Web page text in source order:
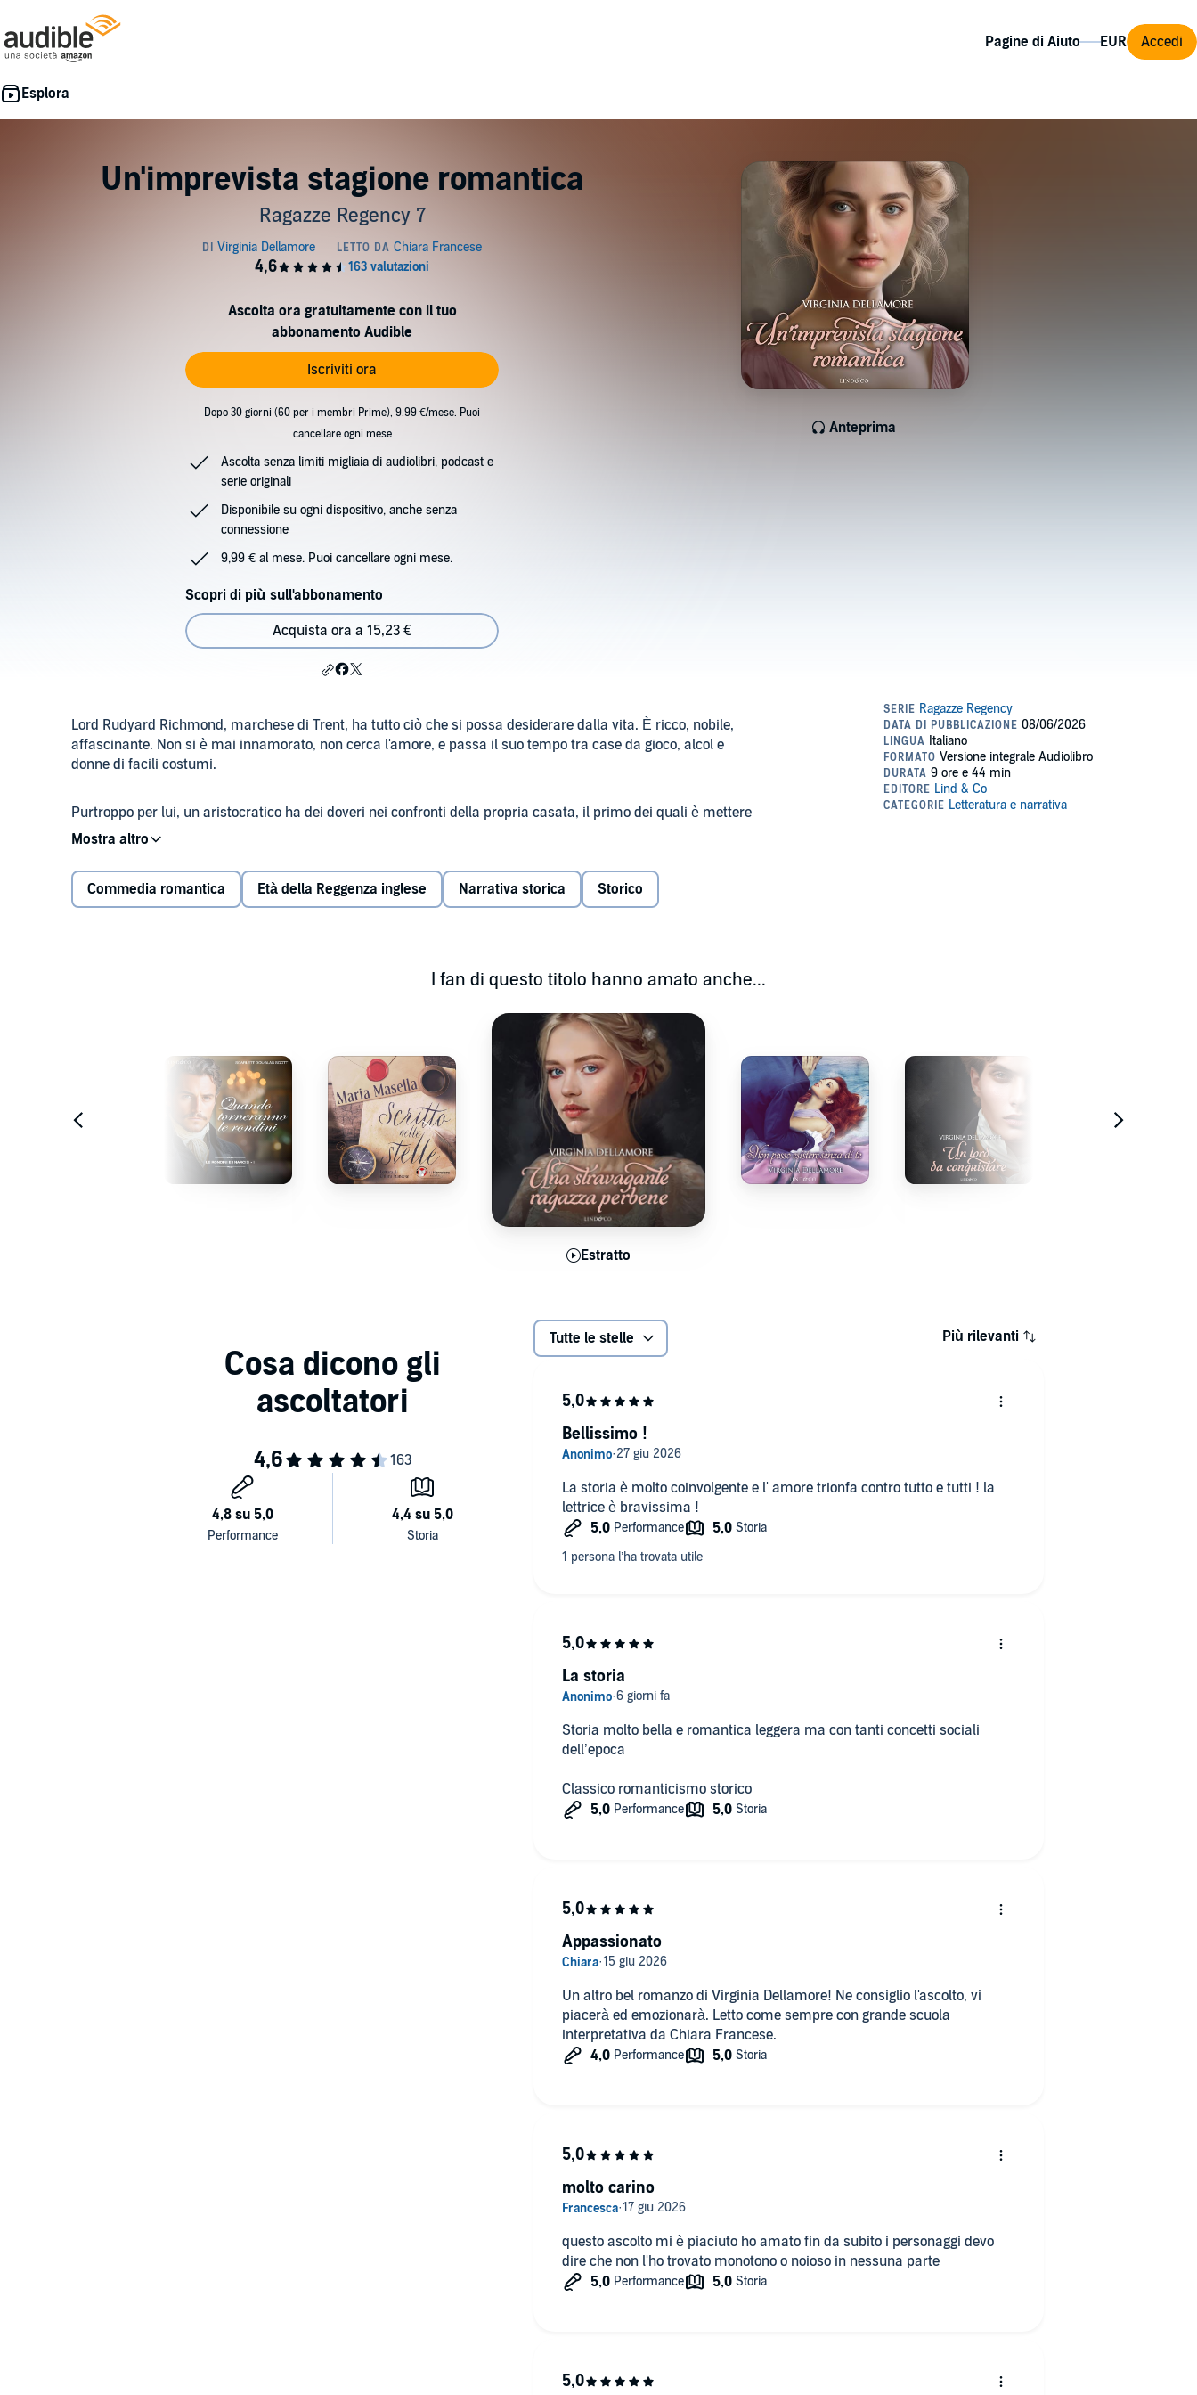
Pagine di Aiuto Accedi
Un'imprevista stagione romantica
Ragazze Regency 7
Anteprima
Ascolta ora gratuitamente con il tuo
abbonamento Audible
Iscriviti ora
Dopo 30 giorni (60 per i membri Prime), 9,99 €/mese. Puoi
cancellare ogni mese
Ascolta senza limiti migliaia di audiolibri, podcast e
serie originali
Disponibile su ogni dispositivo, anche senza
connessione
9,99 € al mese. Puoi cancellare ogni mese.
Scopri di più sull'abbonamento
Acquista ora a 15,23 €
Lord Rudyard Richmond, marchese di Trent, ha tutto ciò che si possa desiderare dalla vita. È ricco, nobile,
affascinante. Non si è mai innamorato, non cerca l'amore, e passa il suo tempo tra case da gioco, alcol e
donne di facili costumi.
Purtroppo per lui, un aristocratico ha dei doveri nei confronti della propria casata, il primo dei quali è mettere
al mondo dei figli legittimi, e il matrimonio è l’unico modo per ottenere tale risultato. Pertanto Rudyard si vede
Quando incontra la vivace e bellissima Lyselle, e la sorella maggiore di quest’ultima, Allyson, poco
Ma in amore non v'è nulla di ovvio e, durante una frivola Stagione londinese, i destini di tutti si mescoleranno
Commedia romantica Età della Reggenza inglese Narrativa storica Storico
I fan di questo titolo hanno amato anche...
Estratto
Tutte le stelle Più rilevanti
La storia è molto coinvolgente e l' amore trionfa contro tutto e tutti ! la
lettrice è bravissima !
Bellissimo !
Storia molto bella e romantica leggera ma con tanti concetti sociali
dell’epoca
Classico romanticismo storico
La storia
Un altro bel romanzo di Virginia Dellamore! Ne consiglio l'ascolto, vi
piacerà ed emozionarà. Letto come sempre con grande scuola
interpretativa da Chiara Francese.
Appassionato
questo ascolto mi è piaciuto ho amato fin da subito i personaggi devo
dire che non l'ho trovato monotono o noioso in nessuna parte
molto carino